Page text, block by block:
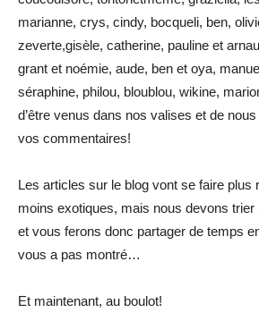
marianne, crys, cindy, bocqueli, ben,
zeverte,gisèle, catherine, pauline et
grant et noémie, aude, ben et oya,
séraphine, philou, bloublou, wikine,
d’être venus dans nos valises et de
vos commentaires!
Les articles sur le blog vont se faire plus
moins exotiques, mais nous devons trier
et vous ferons donc partager de temps
vous a pas montré…
Et maintenant, au boulot!